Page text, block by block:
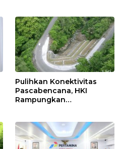
Keselamatan Kerja
Pulihkan Konektivitas
Pascabencana, HKI
Rampungkan